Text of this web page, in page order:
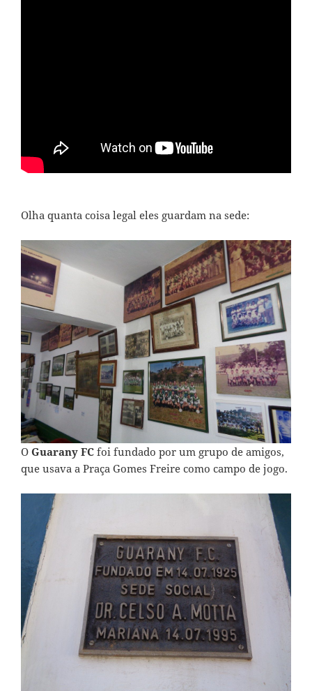
Olha quanta coisa legal eles guardam na sede:
O Guarany FC foi fundado por um grupo de amigos,
que usava a Praça Gomes Freire como campo de jogo.